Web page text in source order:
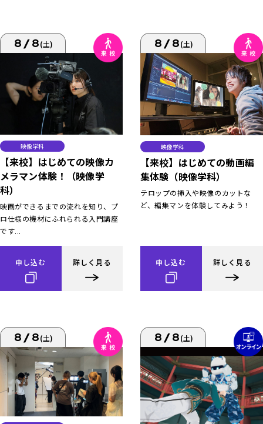
8/8(土)
映像学科
【来校】はじめての映像カ
メラマン体験！（映像学
科）
映画ができるまでの流れを知り、プ
ロ仕様の機材にふれられる入門講座
です...
申し込む 詳しく見る
8/8(土)
映像学科
【来校】はじめての動画編
集体験（映像学科）
テロップの挿入や映像のカットな
ど、編集マンを体験してみよう！
申し込む 詳しく見る
8/8(土) 8/8(土)